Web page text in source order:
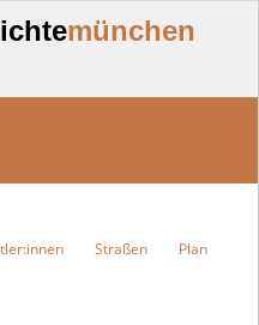
münchen
Straßen
Plan